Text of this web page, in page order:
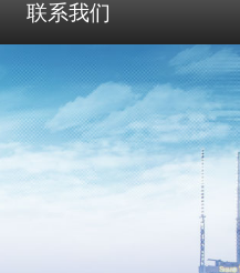
联系我们